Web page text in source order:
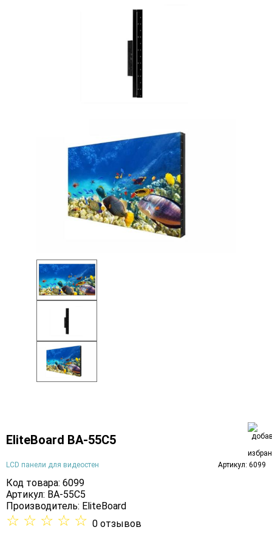
EliteBoard BA-55C5
LCD панели для видеостен Артикул: 6099
Код товара: 6099
Артикул: BA-55C5
Производитель: EliteBoard
☆ ☆ ☆ ☆ ☆ 0 отзывов